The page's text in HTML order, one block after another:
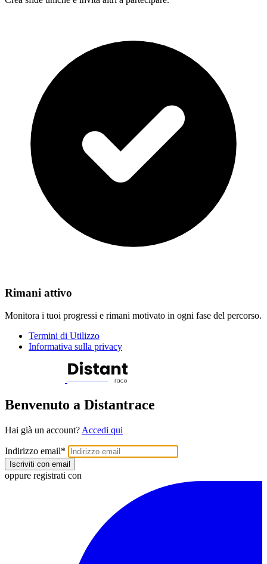
Rimani attivo
Monitora i tuoi progressi e rimani motivato in ogni fase del percorso.
Termini di Utilizzo
Informativa sulla privacy
Benvenuto a Distantrace
Hai già un account? Accedi qui
Indirizzo email*
Iscriviti con email
oppure registrati con